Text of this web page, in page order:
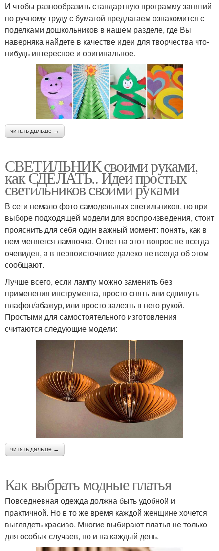
И чтобы разнообразить стандартную программу занятий
по ручному труду с бумагой предлагаем ознакомится с
поделками дошкольников в нашем разделе, где Вы
наверняка найдете в качестве идеи для творчества что-
нибудь интересное и оригинальное.
читать дальше →
СВЕТИЛЬНИК своими руками,
как СДЕЛАТЬ.. Идеи простых
светильников своими руками
В сети немало фото самодельных светильников, но при
выборе подходящей модели для воспроизведения, стоит
прояснить для себя один важный момент: понять, как в
нем меняется лампочка. Ответ на этот вопрос не всегда
очевиден, а в первоисточнике далеко не всегда об этом
сообщают.
Лучше всего, если лампу можно заменить без
применения инструмента, просто снять или сдвинуть
плафон/абажур, или просто залезть в него рукой.
Простыми для самостоятельного изготовления
считаются следующие модели:
читать дальше →
Как выбрать модные платья
Повседневная одежда должна быть удобной и
практичной. Но в то же время каждой женщине хочется
выглядеть красиво. Многие выбирают платья не только
для особых случаев, но и на каждый день.